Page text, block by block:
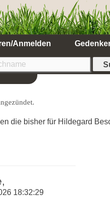
Anmelden
die bisher für Hildegard
18:32:29